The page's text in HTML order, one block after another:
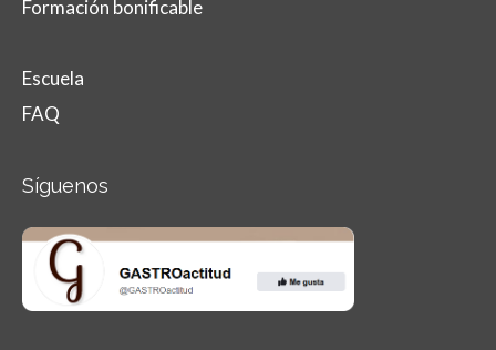
Formación bonificable
Escuela
FAQ
Síguenos